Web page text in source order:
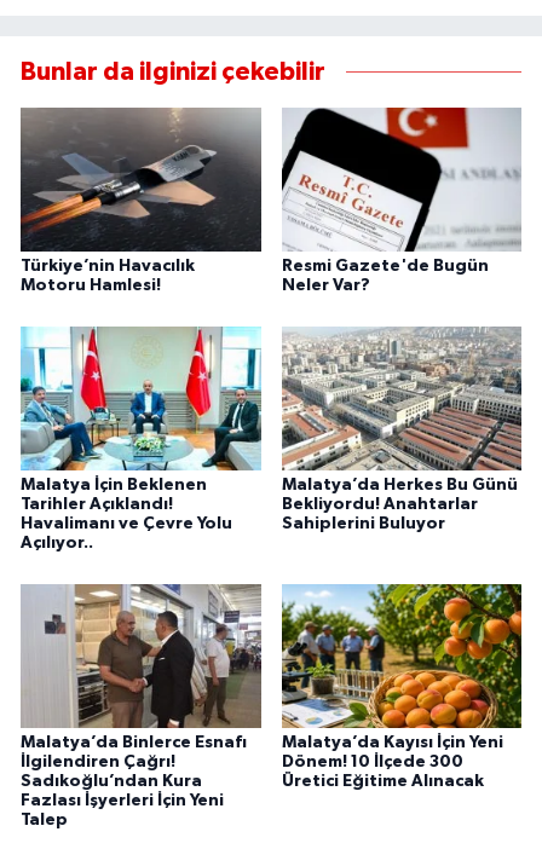
Bunlar da ilginizi çekebilir
Türkiye’nin Havacılık
Motoru Hamlesi!
Resmi Gazete'de Bugün
Neler Var?
Malatya İçin Beklenen
Tarihler Açıklandı!
Havalimanı ve Çevre Yolu
Açılıyor..
Malatya’da Herkes Bu Günü
Bekliyordu! Anahtarlar
Sahiplerini Buluyor
Malatya’da Binlerce Esnafı
İlgilendiren Çağrı!
Sadıkoğlu’ndan Kura
Fazlası İşyerleri İçin Yeni
Talep
Malatya’da Kayısı İçin Yeni
Dönem! 10 İlçede 300
Üretici Eğitime Alınacak